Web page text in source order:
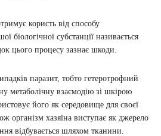
користь від способу
біологічної субстанції називається
цього процесу зазнає шкоди.
паразит, тобто гетеротрофний
метаболічну взаємодію зі шкірою
його як середовище для своєї
організм хазяїна виступає як джерело
відбувається шляхом тканини.